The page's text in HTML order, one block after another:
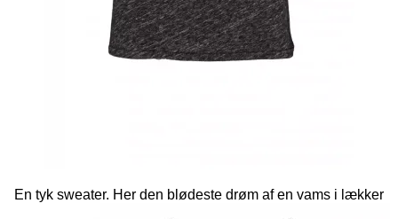
En tyk sweater. Her den blødeste drøm af en vams i lækker